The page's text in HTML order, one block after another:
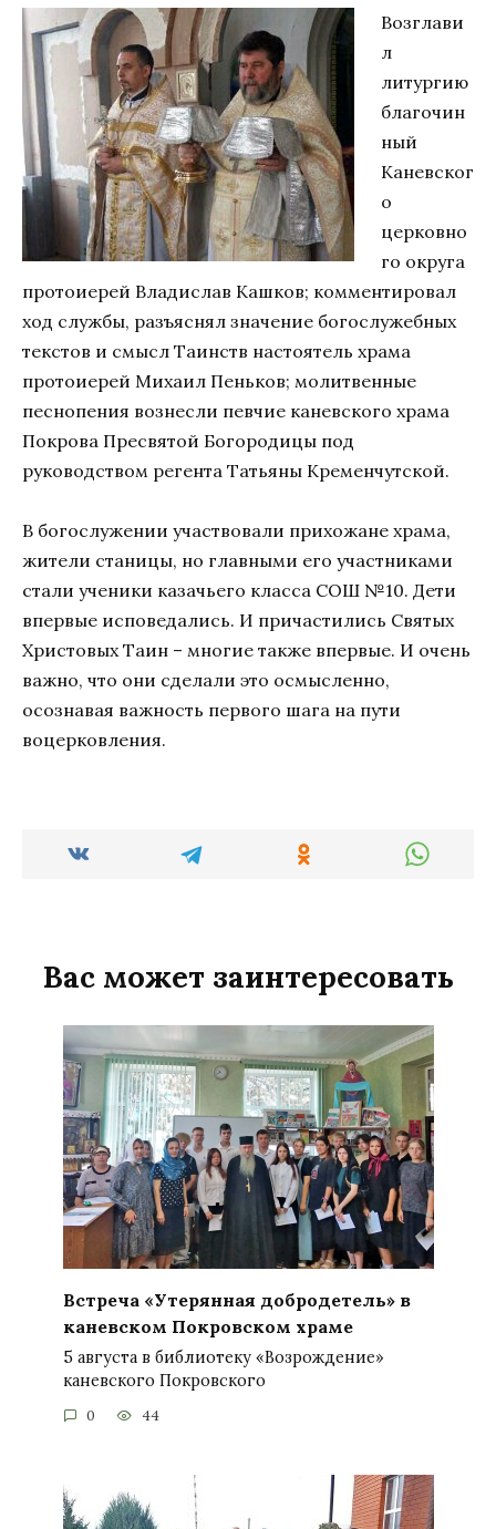
Возглави
л
литургию
благочин
ный
Каневског
о
церковно
го округа
протоиерей Владислав Кашков; комментировал
ход службы, разъяснял значение богослужебных
текстов и смысл Таинств настоятель храма
протоиерей Михаил Пеньков; молитвенные
песнопения вознесли певчие каневского храма
Покрова Пресвятой Богородицы под
руководством регента Татьяны Кременчутской.
В богослужении участвовали прихожане храма,
жители станицы, но главными его участниками
стали ученики казачьего класса СОШ №10. Дети
впервые исповедались. И причастились Святых
Христовых Таин – многие также впервые. И очень
важно, что они сделали это осмысленно,
осознавая важность первого шага на пути
воцерковления.
Вас может заинтересовать
Встреча «Утерянная добродетель» в
каневском Покровском храме
5 августа в библиотеку «Возрождение»
каневского Покровского
0 44